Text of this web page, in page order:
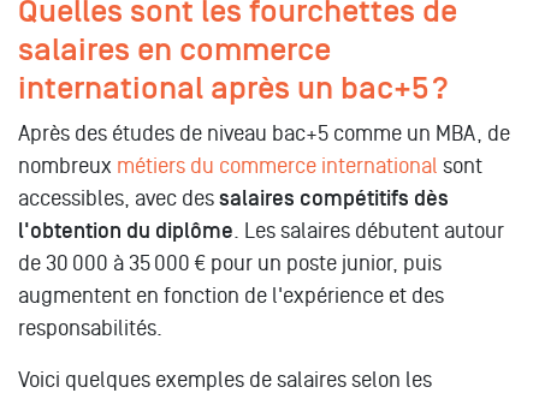
Quelles sont les fourchettes de
salaires en commerce
international après un bac+5 ?
Après des études de niveau bac+5 comme un MBA, de
nombreux métiers du commerce international sont
accessibles, avec des salaires compétitifs dès
l'obtention du diplôme . Les salaires débutent autour
de 30 000 à 35 000 € pour un poste junior, puis
augmentent en fonction de l'expérience et des
responsabilités.
Voici quelques exemples de salaires selon les